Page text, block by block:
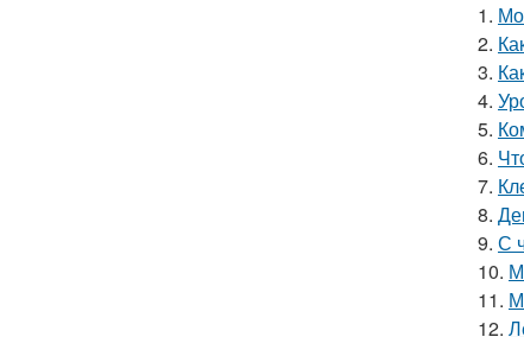
1.
2.
3.
4.
5.
6.
7.
8.
9. С
10.
11.
12.